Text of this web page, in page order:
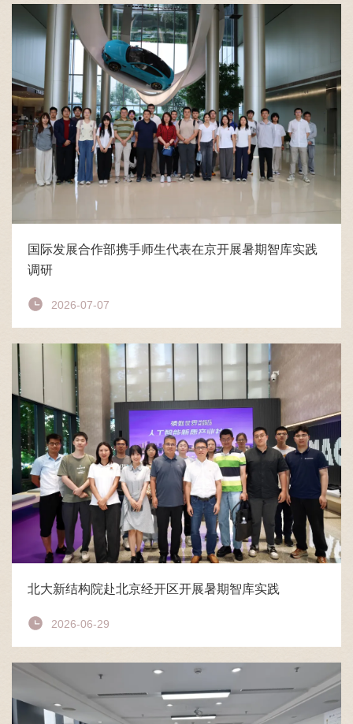
国际发展合作部携手师生代表在京开展暑期智库实践
调研
2026-07-07
北大新结构院赴北京经开区开展暑期智库实践
2026-06-29